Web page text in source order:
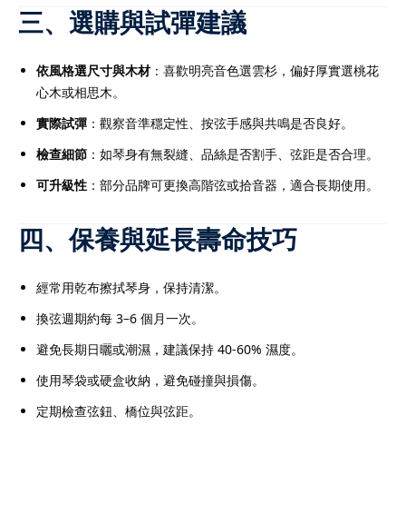
三、選購與試彈建議
依風格選尺寸與木材：喜歡明亮音色選雲杉，偏好厚實選桃花
心木或相思木。
實際試彈 ：觀察音準穩定性、按弦手感與共鳴是否良好。
檢查細節 ：如琴身有無裂縫、品絲是否割手、弦距是否合理。
可升級性 ：部分品牌可更換高階弦或拾音器，適合長期使用。
四、保養與延長壽命技巧
經常用乾布擦拭琴身，保持清潔。
換弦週期約每 3–6 個月一次。
避免長期日曬或潮濕，建議保持 40-60% 濕度。
使用琴袋或硬盒收納，避免碰撞與損傷。
定期檢查弦鈕、橋位與弦距。